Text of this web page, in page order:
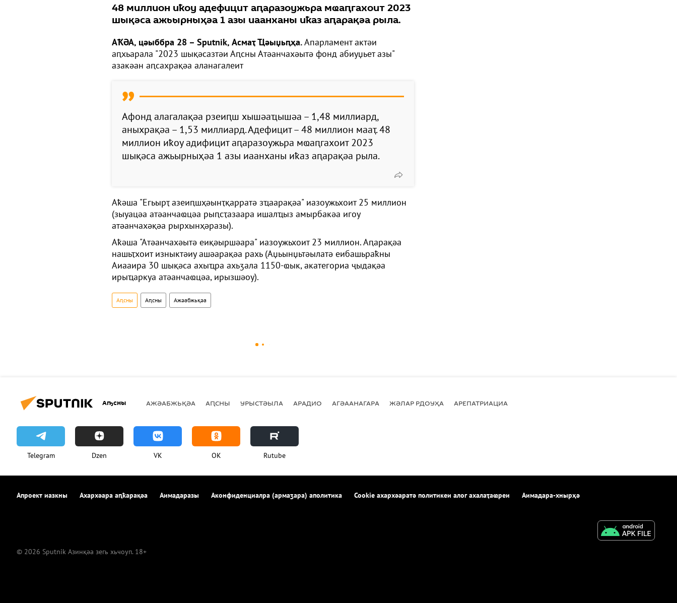
48 миллион иҟоу адефицит аԥаразоужьра мҩаԥгахоит 2023
шықәса ажьырныҳәа 1 азы иаанханы иҟаз аԥарақәа рыла.
АҞӘА, цәыббра 28 – Sputnik, Асмаҭ Ҵәыџьԥҳа.Апарламент актәи
аԥхьарала "2023 шықәсазтәи Аԥсны Атәанчахәытә фонд абиуџьет азы"
азакәан аԥсахрақәа аланагалеит
Афонд алагалақәа рзеиԥш хышәаҵышәа – 1,48 миллиард,
аныхрақәа – 1,53 миллиард. Адефицит – 48 миллион мааҭ. 48
миллион иҟоу адифицит аԥаразоужьра мҩаԥгахоит 2023
шықәса ажьырныҳәа 1 азы иаанханы иҟаз аԥарақәа рыла.
Аҟәша "Егьырҭ азеиԥшҳәынҭқарратә зҵаарақәа" иазоужьхоит 25 миллион
(зыуацәа атәанчаҩцәа рыԥсҭазаара ишалҵыз амырбакәа игоу
атәанчахәқәа рырхынҳәразы).
Аҟәша "Атәанчахәытә еиқәыршәара" иазоужьхоит 23 миллион. Аԥарақәа
нашьҭхоит изныктәиу ашәарақәа рахь (Аџьынџьтәылатә еибашьраҟны
Аиааира 30 шықәса ахыҵра ахьӡала 1150-ҩык, акатегориа ҷыдақәа
ирыҵаркуа атәанчаҩцәа, ирызшәоу).
Аԥсны Аԥсны Ажәабжьқәа
Аҧсны АЖӘАБЖЬҚӘА АԤСНЫ УРЫСТӘЫЛА АРАДИО АГӘААНАГАРА ЖӘЛАР РДОУҲА АРЕПАТРИАЦИА
Telegram Dzen VK OK Rutube
Апроект иазкны Ахархәара аԥҟарақәа Аимадаразы Аконфиденциалра (армаӡара) аполитика Cookie ахархәаратә политикеи алог ахалаҭаҩреи Аимадара-хнырҳә
© 2026 Sputnik Азинқәа зегь хьчоуп. 18+